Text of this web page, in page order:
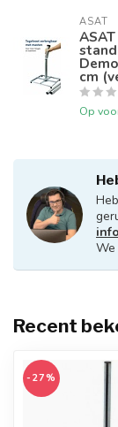
ASAT
cm
Op
We
Recent
-27%